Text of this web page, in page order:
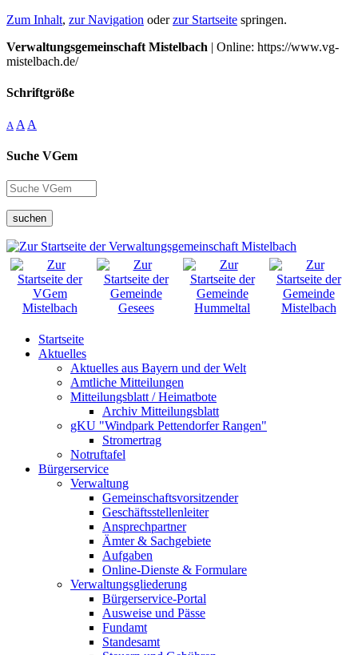
Zum Inhalt, zur Navigation oderzur Startseite springen.
Verwaltungsgemeinschaft Mistelbach | Online: https://www.vg-
mistelbach.de/
Schriftgröße
A A A
Suche VGem
suchen
Startseite
Aktuelles
Aktuelles aus Bayern und der Welt
Amtliche Mitteilungen
Mitteilungsblatt / Heimatbote
Archiv Mitteilungsblatt
gKU "Windpark Pettendorfer Rangen"
Stromertrag
Notruftafel
Bürgerservice
Verwaltung
Gemeinschaftsvorsitzender
Geschäftsstellenleiter
Ansprechpartner
Ämter & Sachgebiete
Aufgaben
Online-Dienste & Formulare
Verwaltungsgliederung
Bürgerservice-Portal
Ausweise und Pässe
Fundamt
Standesamt